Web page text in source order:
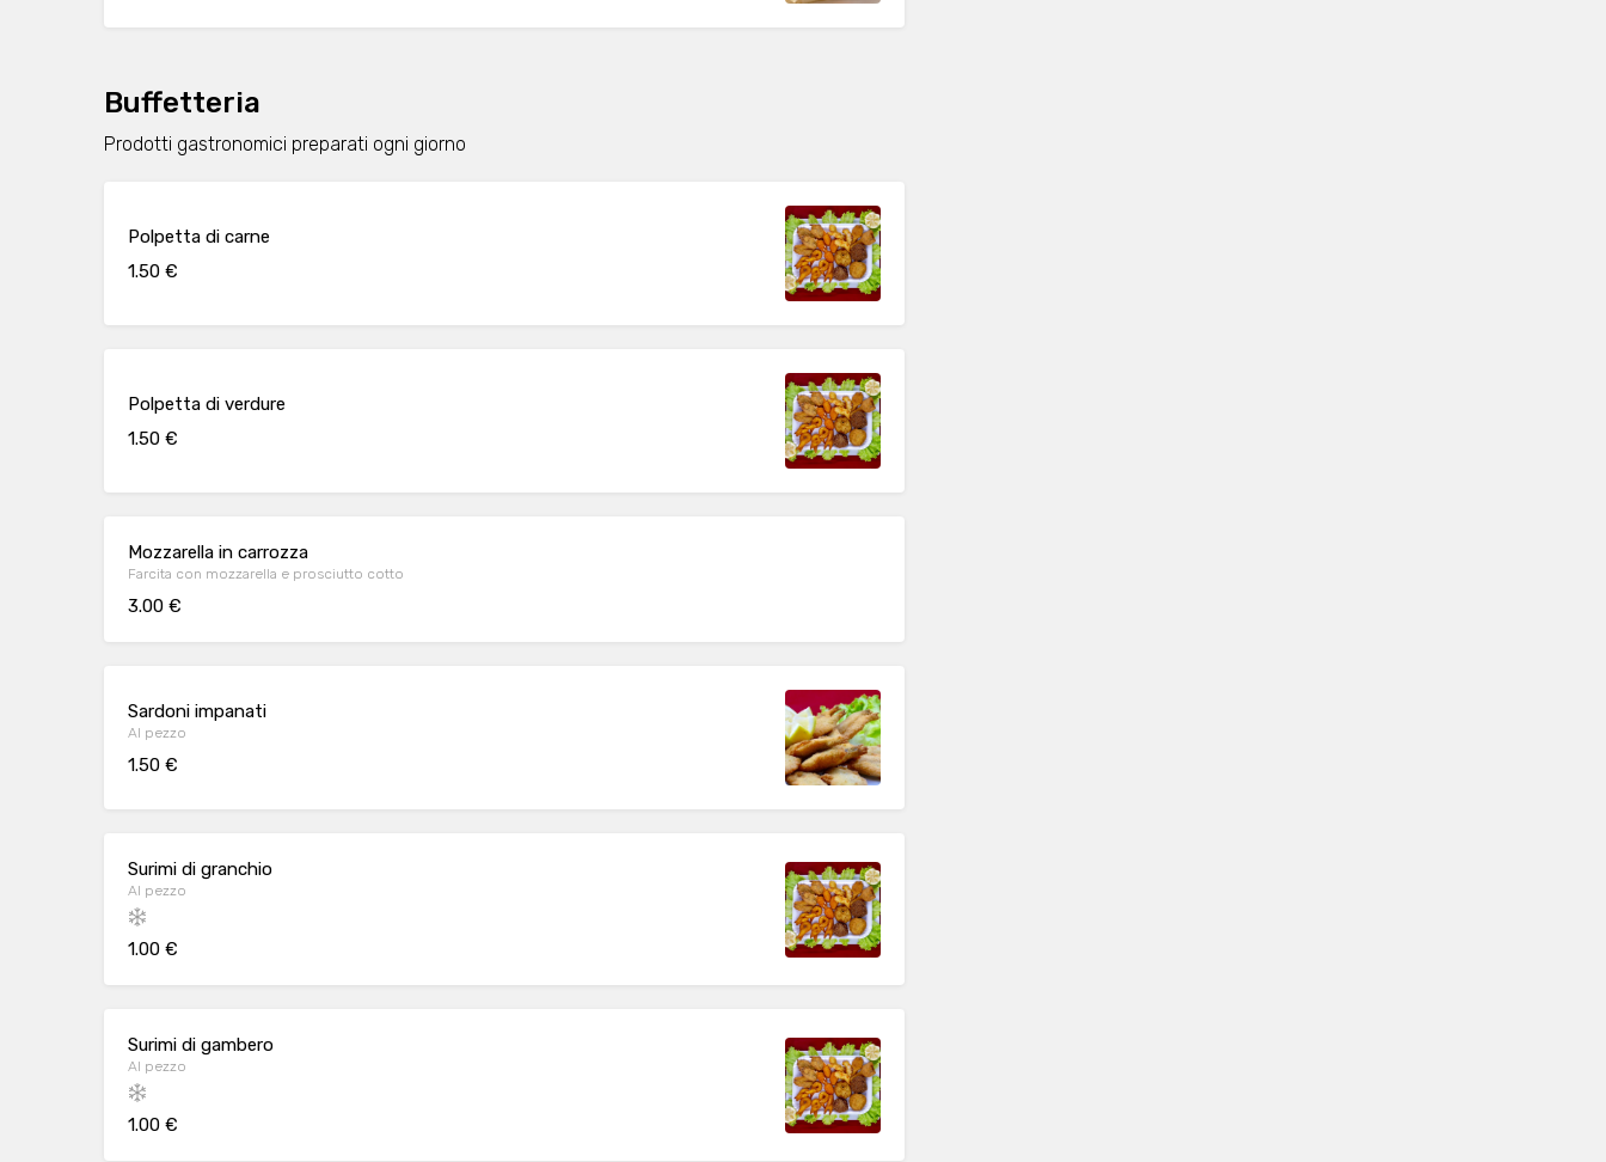
Buffetteria
Prodotti gastronomici preparati ogni giorno
Polpetta di carne
1.50 €
Polpetta di verdure
1.50 €
Mozzarella in carrozza
Farcita con mozzarella e prosciutto cotto
3.00 €
Sardoni impanati
Al pezzo
1.50 €
Surimi di granchio
Al pezzo
1.00 €
Surimi di gambero
Al pezzo
1.00 €